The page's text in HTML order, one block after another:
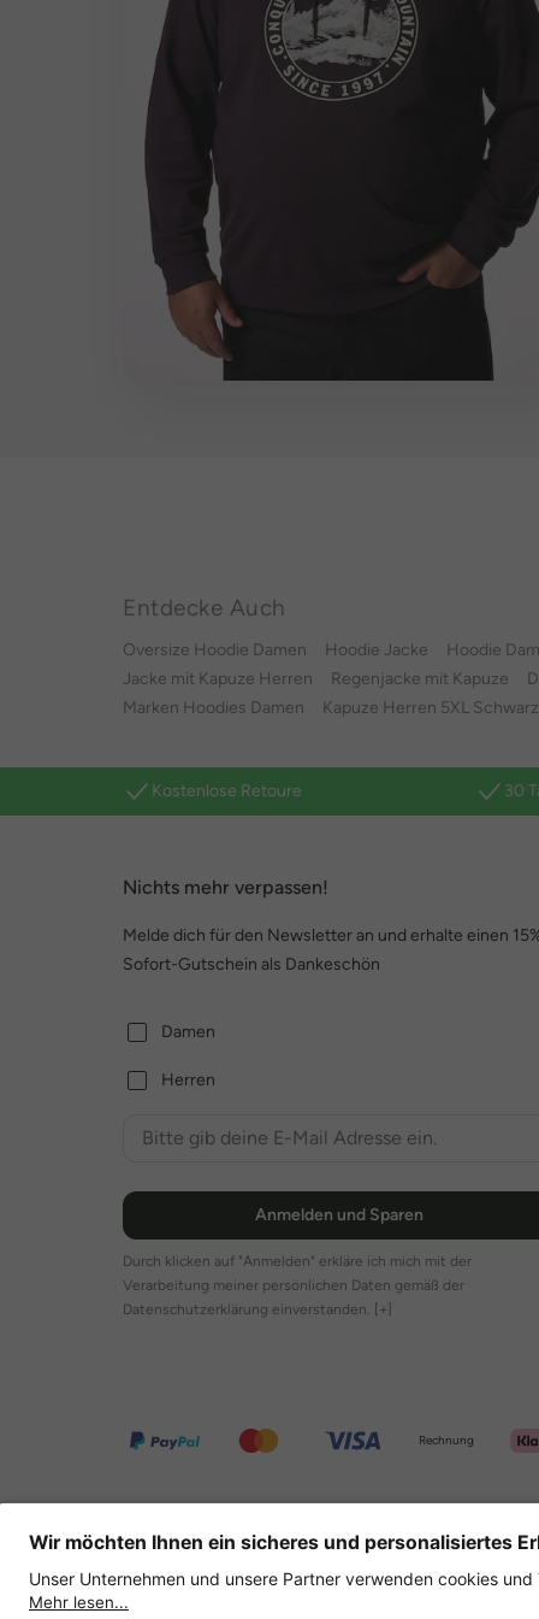
Entdecke Auch
Oversize Hoodie Damen Hoodie Jacke
Hoodie
Jacke mit Kapuze Herren
Regenjacke mit Kapuze
Marken Hoodies Damen
Kapuze Herren 5XL
Kostenlose Retoure 30
Nichts mehr verpassen!
Melde dich für den Newsletter an und erhalte einen
Sofort-Gutschein als Dankeschön
Damen
Herren
Anmelden und Sparen
Durch klicken auf "Anmelden" erkläre ich mich mit der
Verarbeitung meiner persönlichen Daten gemäß der
Datenschutzerklärung einverstanden. [+]
Rechnung